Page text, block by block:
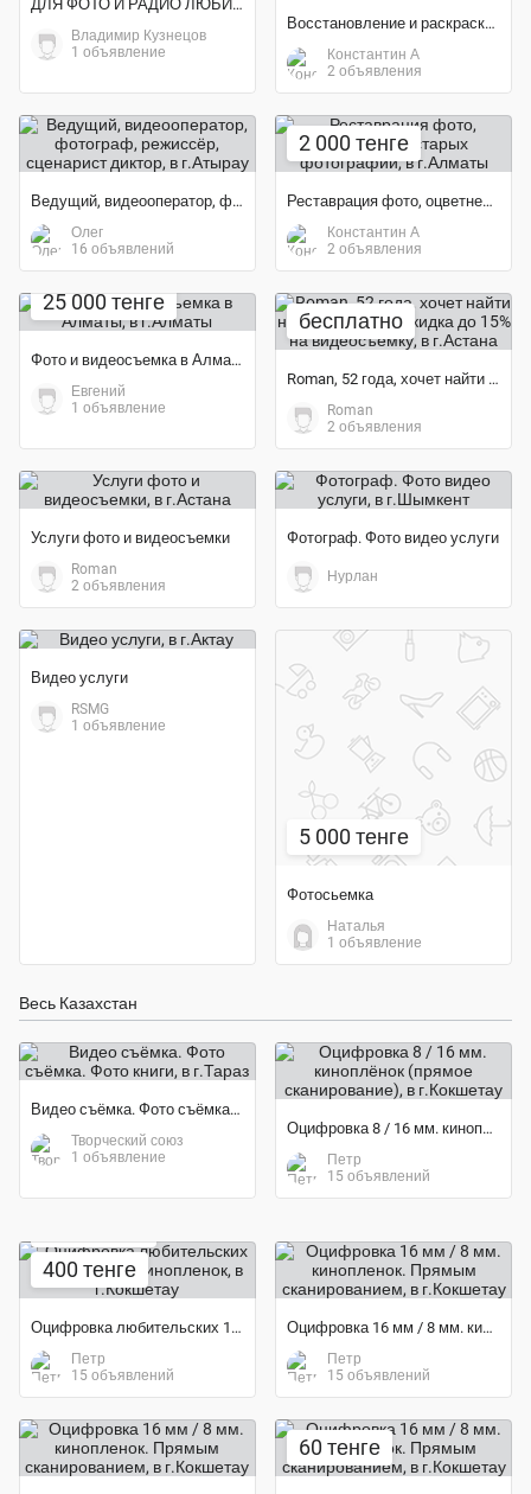
ДЛЯ ФОТО И РАДИО ЛЮБИТЕЛЕЙ
Владимир Кузнецов
1 объявление
Восстановление и раскраска старых фото
Константин А
2 объявления
Ведущий, видеооператор, фотограф, режиссёр, сценарист диктор
Олег
16 объявлений
2 000 тенге
Реставрация фото, оцветнение старых фотографий
Константин А
2 объявления
25 000 тенге
Фото и видеосъемка в Алматы
Евгений
1 объявление
бесплатно
Roman, 52 года, хочет найти новых друзей – Скидка до 15% на...
Roman
2 объявления
Услуги фото и видеосъемки
Roman
2 объявления
Фотограф. Фото видео услуги
Нурлан
Видео услуги
RSMG
1 объявление
5 000 тенге
Фотосьемка
Наталья
1 объявление
Весь Казахстан
Видео съёмка. Фото съёмка. Фото книги
Творческий союз
1 объявление
Оцифровка 8 / 16 мм. киноплёнок (прямое сканирование)
Петр
15 объявлений
400 тенге
Оцифровка любительских 16 мм / 8 мм. кинопленок
Петр
15 объявлений
Оцифровка 16 мм / 8 мм. кинопленок. Прямым сканированием
Петр
15 объявлений
60 тенге